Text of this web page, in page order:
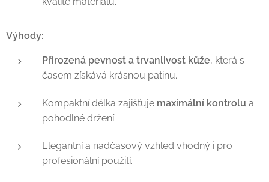
Výhody:
Přirozená pevnost a trvanlivost kůže, která s
časem získává krásnou patinu.
Kompaktní délka zajišťuje maximální kontrolu a
pohodlné držení.
Elegantní a nadčasový vzhled vhodný i pro
profesionální použití.